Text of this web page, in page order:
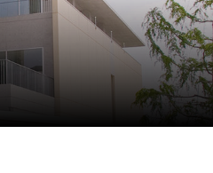
入試・
大学・短
学科・
大学院
修士・